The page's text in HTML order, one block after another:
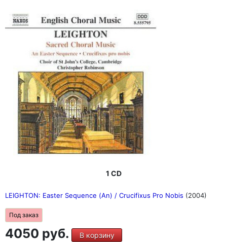
1 CD
LEIGHTON: Easter Sequence (An) / Crucifixus Pro Nobis (2004)
Под заказ
4050 руб. В корзину